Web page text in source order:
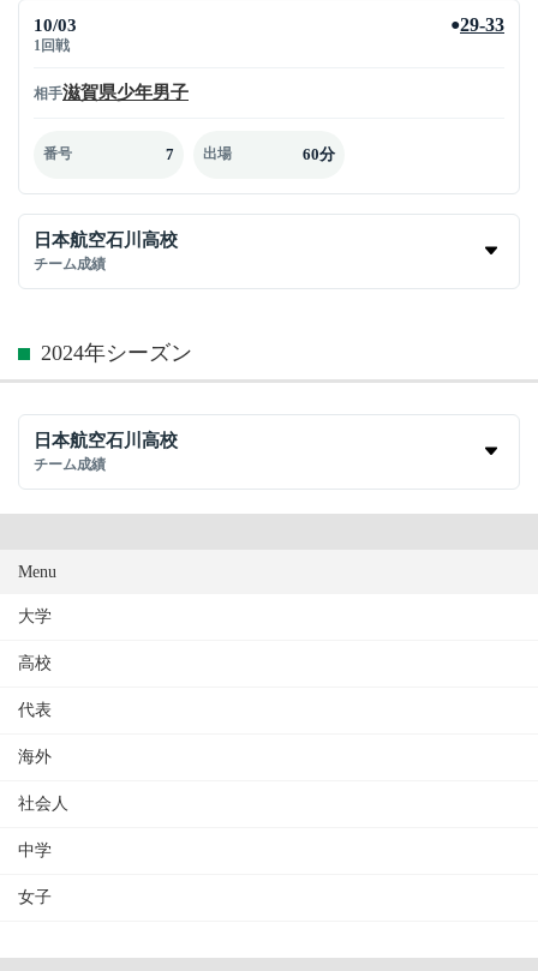
10/03
1回戦
●29-33
相手滋賀県少年男子
番号 7 出場 60分
日本航空石川高校
チーム成績
2024年シーズン
日本航空石川高校
チーム成績
Menu
大学
高校
代表
海外
社会人
中学
女子